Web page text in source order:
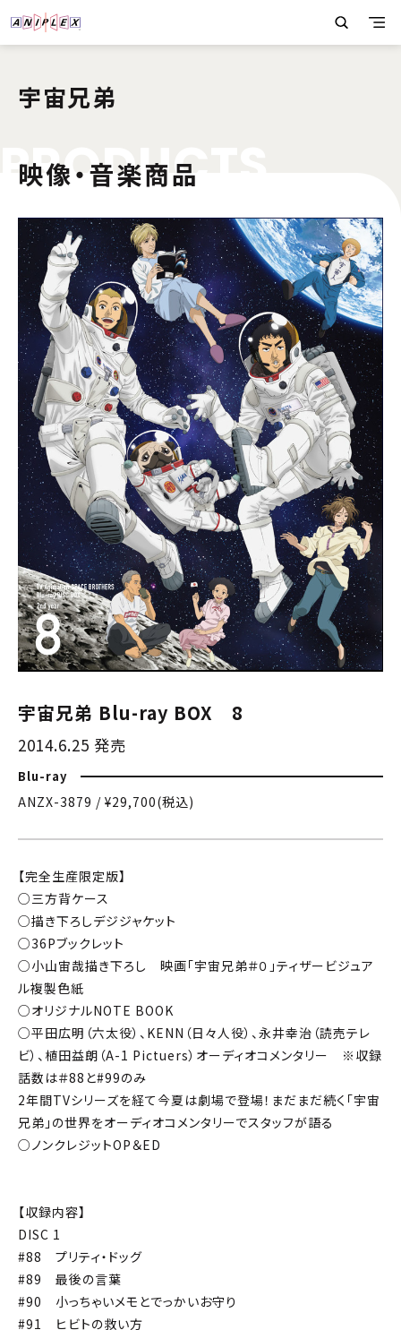
宇宙兄弟
PRODUC
映像・音楽商品
宇宙兄弟 Blu-ray BOX 8
2014.6.25 発売
Blu-ray
ANZX-3879 / ¥29,700(税込)
【完全生産限定版】
○三方背ケース
○描き下ろしデジジャケット
○36Pブックレット
○小山宙哉描き下ろし 映画「宇宙兄弟＃０」ティザービジュア
ル複製色紙
○オリジナルNOTE BOOK
○平田広明（六太役）、KENN（日々人役）、永井幸治（読売テレ
ビ）、植田益朗（A-1 Pictuers）オーディオコメンタリー ※収録
話数は＃88と#99のみ
2年間TVシリーズを経て今夏は劇場で登場！まだまだ続く「宇宙
兄弟」の世界をオーディオコメンタリーでスタッフが語る
○ノンクレジットOP＆ED
【収録内容】
DISC 1
#88 プリティ・ドッグ
#89 最後の言葉
#90 小っちゃいメモとでっかいお守り
#91 ヒビトの救い方